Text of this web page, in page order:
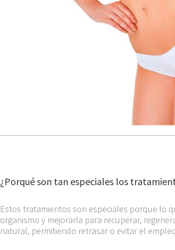
¿Porqué son tan especiales los
Estos tratamientos son especiales porque lo
organismo y mejorarla para recuperar,
natural, permitiendo retrasar o evitar el